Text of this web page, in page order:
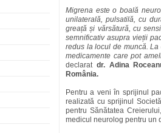
Migrena este o boală
unilaterală, pulsatilă, cu
greață și vărsătură, cu
semnificativ asupra vieții
redus la locul de muncă.
medicamente care pot
declarat dr. Adina
România.
Pentru a veni în sprijinul
realizată cu sprijinul
pentru Sănătatea
medicul neurolog pentru un